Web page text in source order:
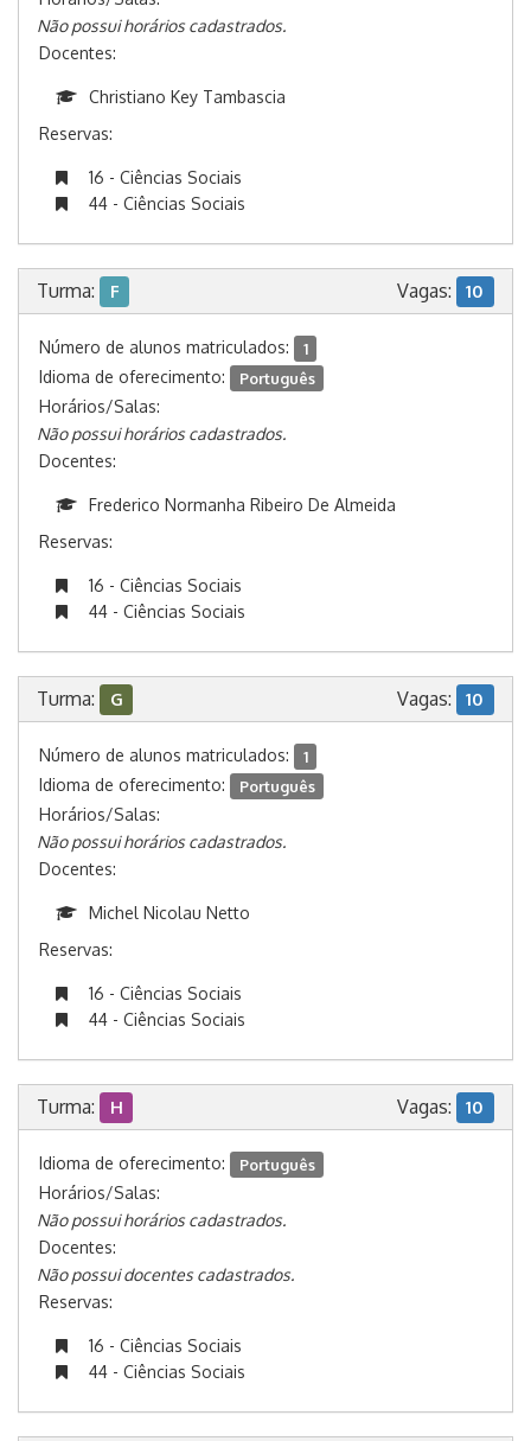
Não possui horários cadastrados.
Docentes:
Christiano Key Tambascia
Reservas:
16 - Ciências Sociais
44 - Ciências Sociais
Turma: F Vagas: 10
Número de alunos matriculados: 1
Idioma de oferecimento: Português
Horários/Salas:
Não possui horários cadastrados.
Docentes:
Frederico Normanha Ribeiro De Almeida
Reservas:
16 - Ciências Sociais
44 - Ciências Sociais
Turma: G Vagas: 10
Número de alunos matriculados: 1
Idioma de oferecimento: Português
Horários/Salas:
Não possui horários cadastrados.
Docentes:
Michel Nicolau Netto
Reservas:
16 - Ciências Sociais
44 - Ciências Sociais
Turma: H Vagas: 10
Idioma de oferecimento: Português
Horários/Salas:
Não possui horários cadastrados.
Docentes:
Não possui docentes cadastrados.
Reservas:
16 - Ciências Sociais
44 - Ciências Sociais